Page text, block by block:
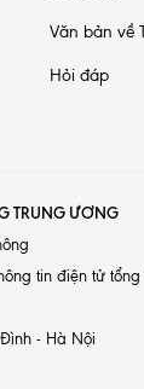
Văn bản về
Hỏi đáp
TRUNG ƯƠNG
tin điện tử
- Hà Nội